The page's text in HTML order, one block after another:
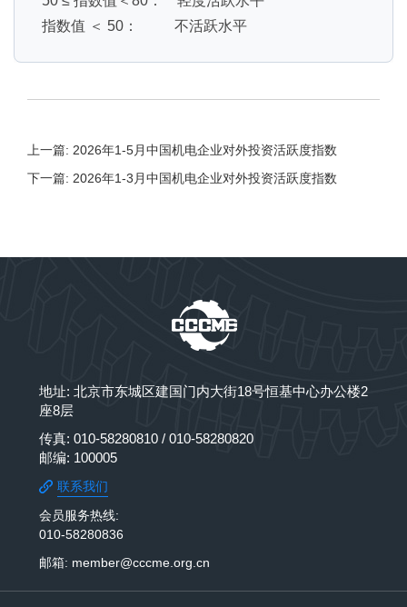
指数值 ＜ 50： 不活跃水平
上一篇: 2026年1-5月中国机电企业对外投资活跃度指数
下一篇: 2026年1-3月中国机电企业对外投资活跃度指数
地址: 北京市东城区建国门内大街18号恒基中心办公楼2
座8层
传真: 010-58280810 / 010-58280820
邮编: 100005
联系我们
会员服务热线:
010-58280836
邮箱: member@cccme.org.cn